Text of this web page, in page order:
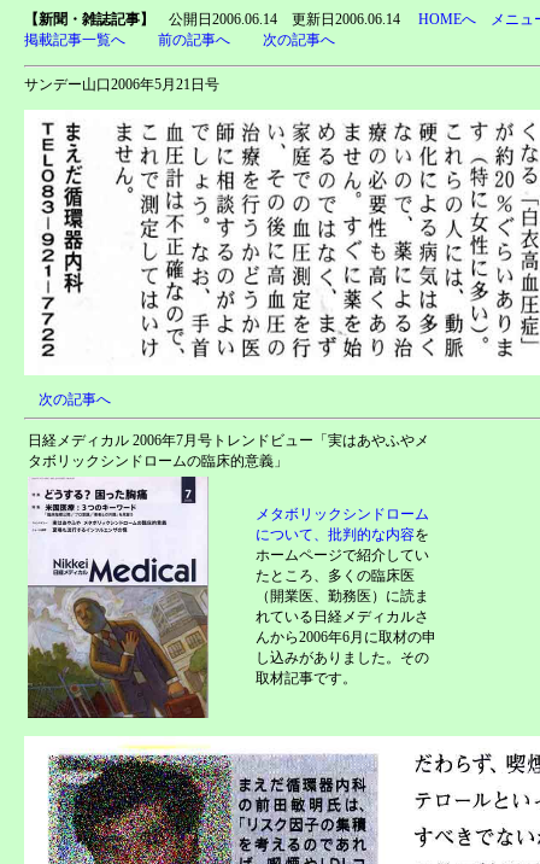
【新聞・雑誌記事】 公開日2006.06.14 更新日2006.06.14 HOMEへ
メニュ
掲載記事一覧へ
前の記事へ 次の記事へ
サンデー山口2006年5月21日号
次の記事へ
日経メディカル 2006年7月号トレンドビュー「実はあやふやメ
タボリックシンドロームの臨床的意義」
メタボリックシンドローム
について、批判的な内容を
ホームページで紹介してい
たところ、多くの臨床医
（開業医、勤務医）に読ま
れている日経メディカルさ
んから2006年6月に取材の申
し込みがありました。その
取材記事です。